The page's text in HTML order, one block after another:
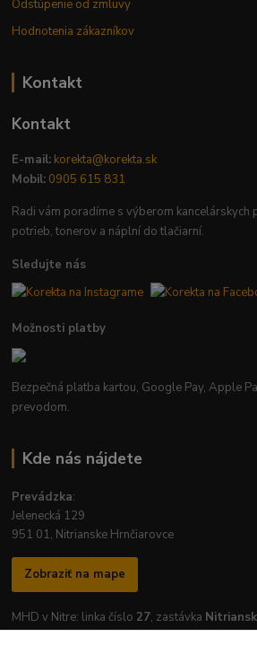
Odstúpenie od zmluvy
Hodnotenia zákazníkov
Kontakt
Kontakt
E-mail: korekta@korekta.sk
Mobil: 0905 615 831
Radi vám poradíme s výberom kancelárskych
potrieb, tonerov a náplní do tlačiarní.
Sledujte nás
Možnosti platby
Bezpečná platba kartou, Google Pay, Apple
prevodom.
Kde nás nájdete
Prevádzka:
Jelenecká 129
951 01, Nitrianske Hrnčiarovce
Zobraziť na mape
MHD v Nitre: linka číslo 27, zastávka